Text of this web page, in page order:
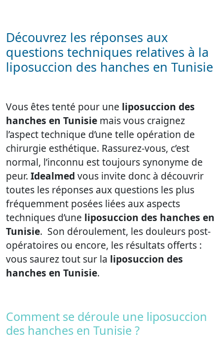
Découvrez les réponses aux
questions techniques relatives à la
liposuccion des hanches en Tunisie
Vous êtes tenté pour une liposuccion des
hanches en Tunisie mais vous craignez
l’aspect technique d’une telle opération de
chirurgie esthétique. Rassurez-vous, c’est
normal, l’inconnu est toujours synonyme de
peur. Idealmed vous invite donc à découvrir
toutes les réponses aux questions les plus
fréquemment posées liées aux aspects
techniques d’une liposuccion des hanches en
Tunisie. Son déroulement, les douleurs post-
opératoires ou encore, les résultats offerts :
vous saurez tout sur la liposuccion des
hanches en Tunisie.
Comment se déroule une liposuccion
des hanches en Tunisie ?